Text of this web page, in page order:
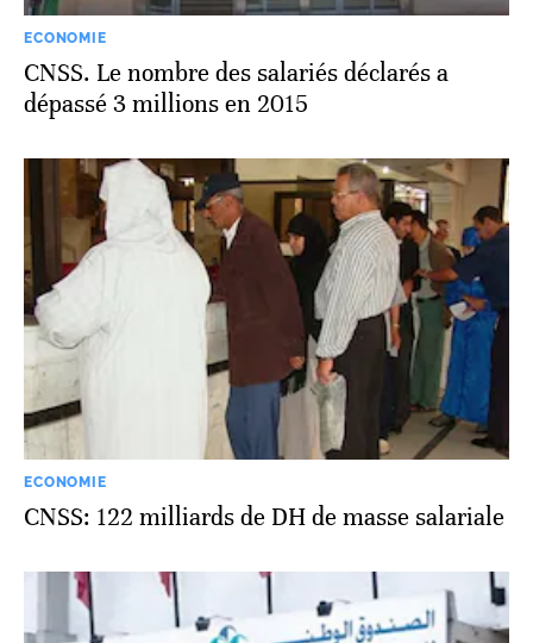
ECONOMIE
CNSS. Le nombre des salariés déclarés a
dépassé 3 millions en 2015
ECONOMIE
CNSS: 122 milliards de DH de masse salariale